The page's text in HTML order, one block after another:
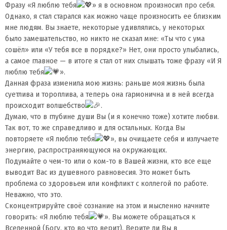
Фразу «Я люблю тебя
» я в основном произносил про себя.
Однако, я стал старался как можно чаще произносить ее близким
мне людям. Вы знаете, некоторые удивлялись, у некоторых
было замешательство, но никто не сказал мне: «Ты что c ума
сошёл» или «У тебя все в порядке?» Нет, они просто улыбались,
a самое главное — в итоге я стал от них слышать тоже фразу «И Я
люблю тебя
».
Данная фраза изменила мою жизнь: раньше моя жизнь была
суетлива и тороплива, а теперь она гармонична и в ней всегда
происходит волшебство
.
Думаю, что в глубине души Вы (и я конечно тоже) хотите любви.
Так вот, то же справедливо и для остальных. Когда Вы
повторяете «Я люблю тебя
», вы очищаете себя и излучаете
энергию, распространяющуюся на окружающих.
Подумайте o чем-то или o ком-то в Вашей жизни, кто все еще
выводит Вас из душевного равновесия. Это может быть
проблема со здоровьем или конфликт с коллегой по работе.
Неважно, что это.
Сконцентрируйте своё сознание на этом и мысленно начните
говорить: «Я люблю тебя
». Вы можете обращаться к
Вселенной (Богу, кто во что верит). Верите ли Вы в